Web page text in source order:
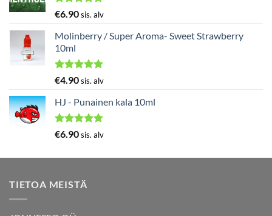
Arvostelu
5.00/ 5
€6.90sis. alv
Molinberry / Super Aroma- Sweet Strawberry
10ml
Arvostelu
5.00
/ 5
€4.90sis. alv
HJ - Punainen kala 10ml
Arvostelu
€6.90sis. alv
TIETOA MEISTÄ